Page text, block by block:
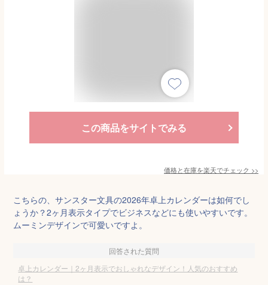
この商品をサイトでみる
価格と在庫を楽天でチェック >>
こちらの、サンスター文具の2026年卓上カレンダーは如何でし
ょうか？2ヶ月表示タイプでビジネスなどにも使いやすいです。
ムーミンデザインで可愛いですよ。
回答された質問
卓上カレンダー｜2ヶ月表示でおしゃれなデザイン！人気のおすすめ
は？